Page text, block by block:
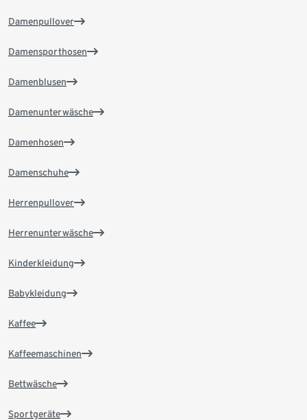
Damenpullover
Damensporthosen
Damenblusen
Damenunterwäsche
Damenhosen
Damenschuhe
Herrenpullover
Herrenunterwäsche
Kinderkleidung
Babykleidung
Kaffee
Kaffeemaschinen
Bettwäsche
Sportgeräte